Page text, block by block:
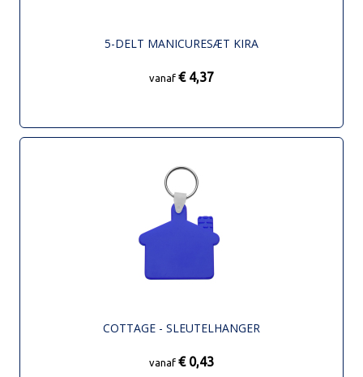
5-DELT MANICURESÆT KIRA
vanaf € 4,37
COTTAGE - SLEUTELHANGER
vanaf € 0,43